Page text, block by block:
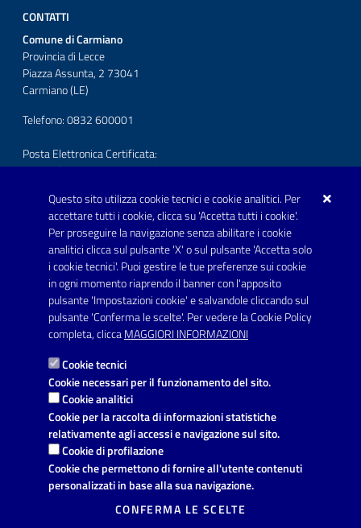
Questo sito utilizza cookie tecnici e cookie analitici. Per
accettare tutti i cookie, clicca su 'Accetta tutti i cookie'.
Per proseguire la navigazione senza abilitare i cookie
analitici clicca sul pulsante 'X' o sul pulsante 'Accetta solo
i cookie tecnici'. Puoi gestire le tue preferenze sui cookie
in ogni momento riaprendo il banner con l'apposito
pulsante 'Impostazioni cookie' e salvandole cliccando sul
pulsante 'Conferma le scelte'. Per vedere la Cookie Policy
completa, cliccaMAGGIORI INFORMAZIONI
Cookie tecnici
Cookie necessari per il funzionamento del sito.
Cookie analitici
Cookie per la raccolta di informazioni statistiche
relativamente agli accessi e navigazione sul sito.
Cookie di profilazione
Cookie che permettono di fornire all'utente contenuti
personalizzati in base alla sua navigazione.
CONFERMA LE SCELTE
CONTATTI
Comune di Carmiano
Provincia di Lecce
Piazza Assunta, 2 73041
Carmiano (LE)
Telefono: 0832 600001
Posta Elettronica Certificata:
protocollo.comunecarmiano@pec.rupar.puglia.it
URP - Ufficio Relazioni con il Pubblico
SEGUICI SU
Youtube
Link utili
Informativa privacy
Dichiarazione di accessibilità
Note legali
Domande frequenti
Richiesta di assistenza
Segnalazione disservizio